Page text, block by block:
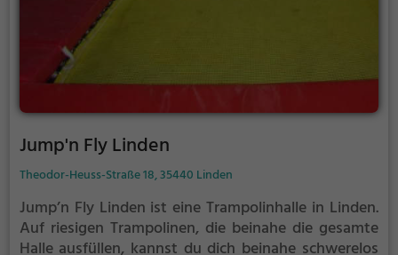
Jump'n Fly Linden
Theodor-Heuss-Straße 18, 35440 Linden
Jump’n Fly Linden ist eine Trampolinhalle in Linden.
Auf riesigen Trampolinen, die beinahe die gesamte
Halle ausfüllen, kannst du dich beinahe schwerelos